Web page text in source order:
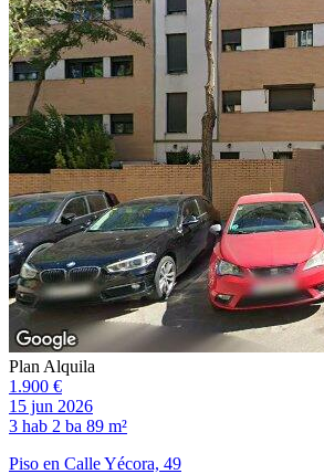
Plan Alquila
1.900 €
15 jun 2026
3 hab 2 ba 89 m²
Piso en Calle Yécora, 49